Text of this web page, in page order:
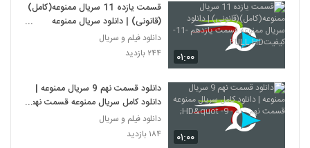
۰۱:۰۰
قسمت یازده 11 سریال ممنوعه(کامل)
(قانونی) | دانلود سریال ممنوعه
قسمت یازدهم -11-کیفیتFULL HD
دانلود فیلم و سریال
۲۴۴ بازدید
۰۱:۰۰
دانلود قسمت نهم 9 سریال ممنوعه |
دانلود کامل سریال ممنوعه قسمت نهم
- نه - 9- HD"
دانلود فیلم و سریال
۱۸۴ بازدید